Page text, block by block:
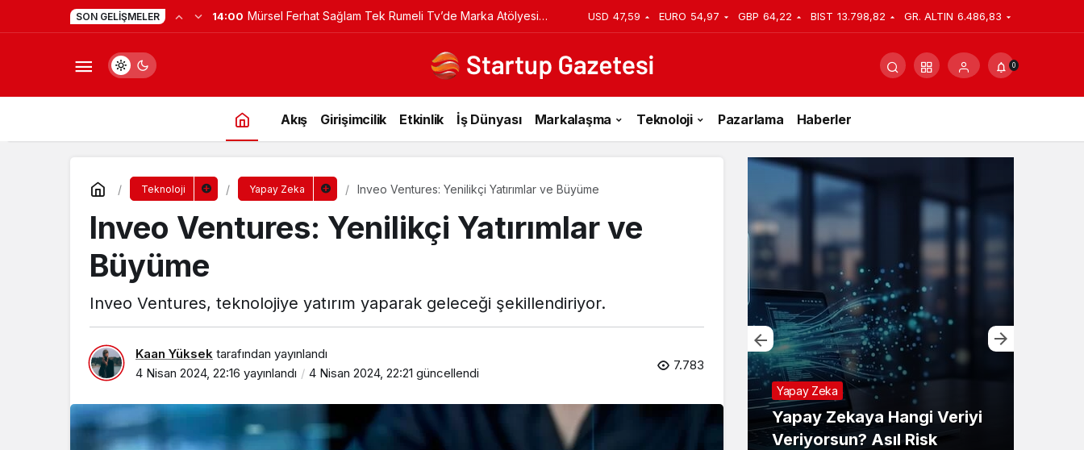
SON GELIŞMELER 0:23 Yapay Zekaya Hangi Veriyi Veriyorsun? Asıl Risk Ürettiğin USD 47,59 EURO 54,97 GBP 64,22 BIST 13.798,82 GR. ALTIN 6.486,83
0
Akış Girişimcilik Etkinlik İş Dünyası Markalaşma Teknoloji Pazarlama Haberler
Teknoloji Yapay Zeka Inveo Ventures: Yenilikçi Yatırımlar ve Büyüme
Inveo Ventures: Yenilikçi Yatırımlar ve
Büyüme
Inveo Ventures, teknolojiye yatırım yaparak geleceği şekillendiriyor.
Kaan Yüksek tarafından yayınlandı
4 Nisan 2024, 22:16 yayınlandı 4 Nisan 2024, 22:21 güncellendi 7.783
Mürsel Ferhat Sağlam Tek
Rumeli Tv’de Marka
Yapay Zeka
Yapay Zekaya Hangi Veriyi
Veriyorsun? Asıl Risk